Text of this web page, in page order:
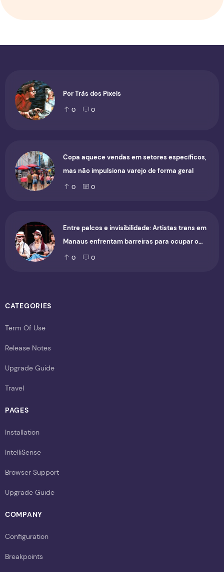
Por Trás dos Pixels
0 0
Copa aquece vendas em setores específicos,
mas não impulsiona varejo de forma geral
0 0
Entre palcos e invisibilidade: Artistas trans em
Manaus enfrentam barreiras para ocupar o
cenário cultural
0 0
CATEGORIES
Term Of Use
Release Notes
Upgrade Guide
Travel
PAGES
Installation
IntelliSense
Browser Support
Upgrade Guide
COMPANY
Configuration
Breakpoints